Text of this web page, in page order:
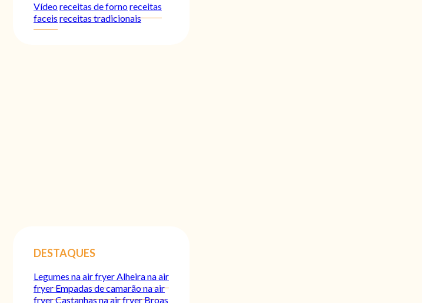
Vídeoreceitas de fornoreceitas
faceisreceitas tradicionais
DESTAQUES
Legumes na air fryerAlheira na air
fryerEmpadas de camarão na air
fryerCastanhas na air fryerBroas